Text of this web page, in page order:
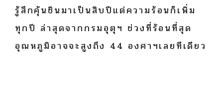
รู้สึกคุ้นชินมาเป็นสิบปีแต่ความร้อนก็เพิ่ม
ทุกปี ล่าสุดจากกรมอุตุฯ ช่วงที่ร้อนที่สุด
อุณหภูมิอาจจะสูงถึง 44 องศาฯเลยทีเดียว